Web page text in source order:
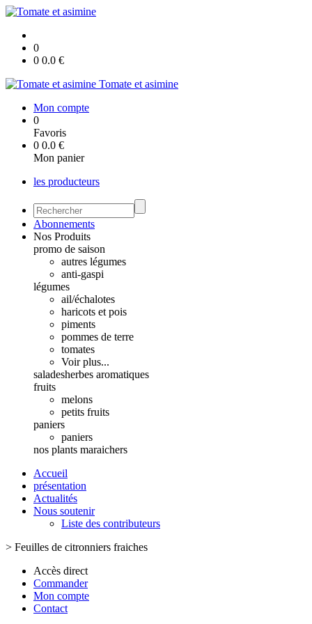
0
0 0.0 €
Tomate et asimine
Mon compte
0
Favoris
0 0.0 €
Mon panier
les producteurs
Abonnements
Nos Produits
promo de saison
autres légumes
anti-gaspi
légumes
ail/échalotes
haricots et pois
piments
pommes de terre
tomates
Voir plus...
saladesherbes aromatiques
fruits
melons
petits fruits
paniers
paniers
nos plants maraichers
Accueil
présentation
Actualités
Nous soutenir
Liste des contributeurs
> Feuilles de citronniers fraiches
Accès direct
Commander
Mon compte
Contact